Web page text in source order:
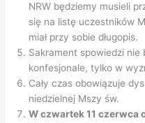
NRW będziemy musieli
się na listę uczestników
miał przy sobie długopis.
Sakrament spowiedzi
konfesjonale, tylko w
Cały czas obowiązuje
niedzielnej Mszy św.
W czwartek 11 czerwca